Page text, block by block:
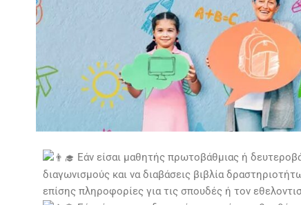
Εάν είσαι μαθητής πρωτοβάθμιας ή
διαγωνισμούς και να διαβάσεις βιβλία
επίσης πληροφορίες για τις σπουδές ή τον